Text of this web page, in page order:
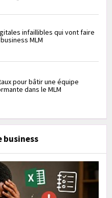
infaillibles qui vont faire
MLM
pour bâtir une équipe
dans le MLM
business